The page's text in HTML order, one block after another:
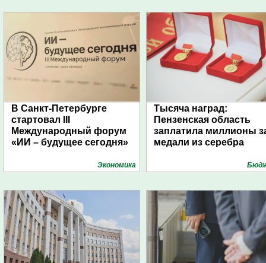
В Санкт-Петербурге
стартовал III
Международный форум
«ИИ – будущее сегодня»
Экономика
Тысяча наград:
Пензенская область
заплатила миллионы
медали из серебра